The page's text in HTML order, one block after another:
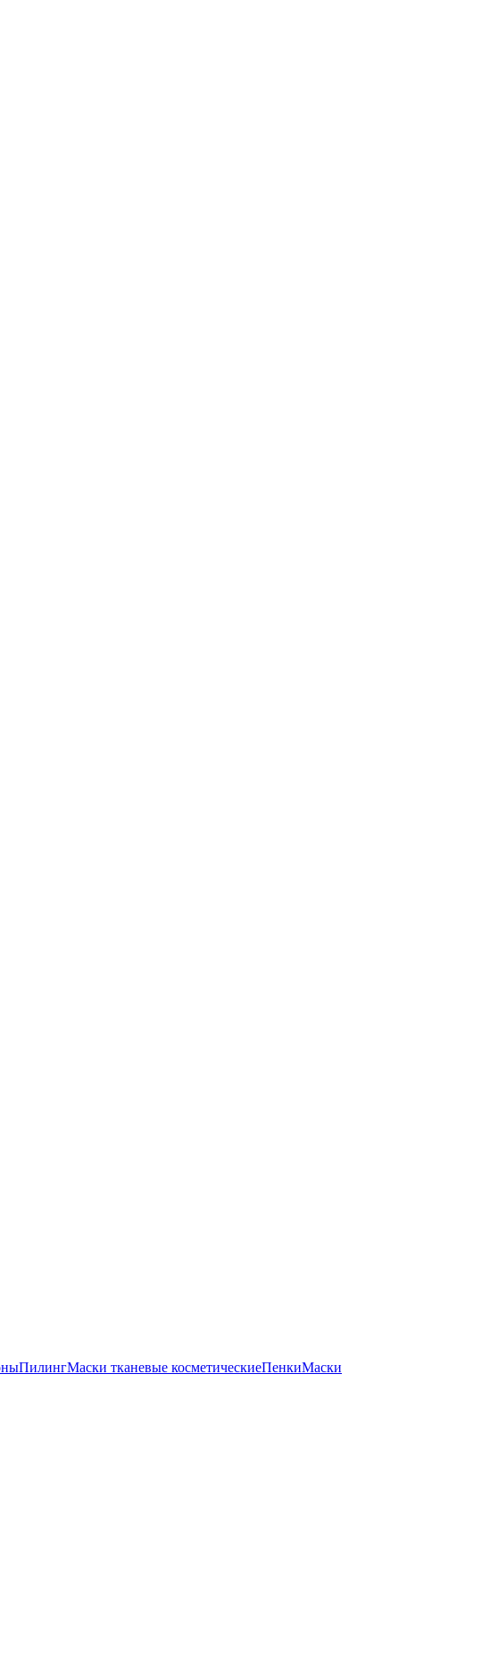
ПилингМаски тканевые косметическиеПенкиМаски